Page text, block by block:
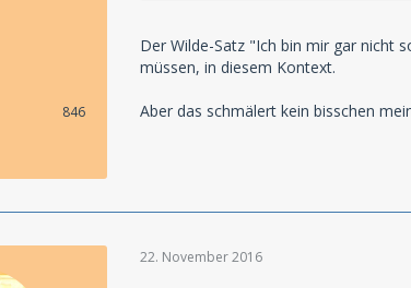
846
Der Wilde-Satz "Ich bin mir gar nicht
müssen, in diesem Kontext.
Aber das schmälert kein bisschen
22. November 2016